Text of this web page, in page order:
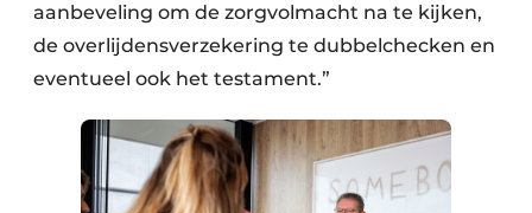
aanbeveling om de zorgvolmacht na te kijken,
de overlijdensverzekering te dubbelchecken en
eventueel ook het testament.”